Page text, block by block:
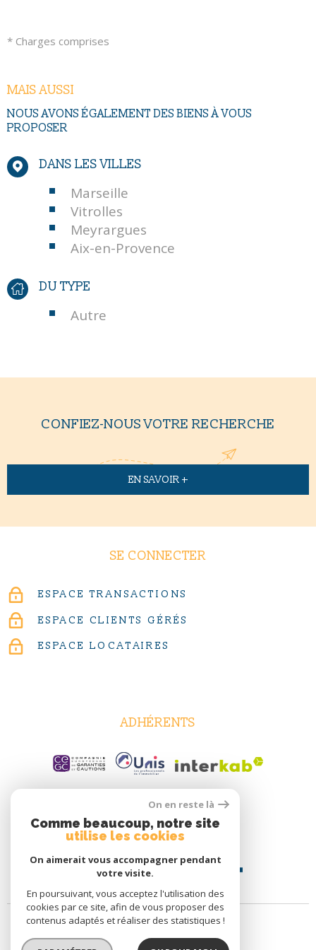
* Charges comprises
MAIS AUSSI
NOUS AVONS ÉGALEMENT DES BIENS À VOUS
PROPOSER
DANS LES VILLES
Marseille
Vitrolles
Meyrargues
Aix-en-Provence
DU TYPE
Autre
CONFIEZ-NOUS VOTRE RECHERCHE
EN SAVOIR +
SE CONNECTER
ESPACE TRANSACTIONS
ESPACE CLIENTS GÉRÉS
ESPACE LOCATAIRES
ADHÉRENTS
On en reste là
Comme beaucoup, notre site
utilise les cookies
On aimerait vous accompagner pendant
votre visite.
En poursuivant, vous acceptez l'utilisation des
cookies par ce site, afin de vous proposer des
contenus adaptés et réaliser des statistiques !